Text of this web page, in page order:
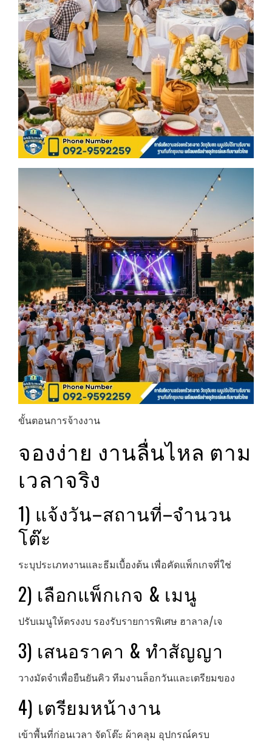
ขั้นตอนการจ้างงาน
จองง่าย งานลื่นไหล ตาม
เวลาจริง
1) แจ้งวัน–สถานที่–จำนวน
โต๊ะ
ระบุประเภทงานและธีมเบื้องต้น เพื่อคัดแพ็กเกจที่ใช่
2) เลือกแพ็กเกจ & เมนู
ปรับเมนูให้ตรงงบ รองรับรายการพิเศษ ฮาลาล/เจ
3) เสนอราคา & ทำสัญญา
วางมัดจำเพื่อยืนยันคิว ทีมงานล็อกวันและเตรียมของ
4) เตรียมหน้างาน
เข้าพื้นที่ก่อนเวลา จัดโต๊ะ ผ้าคลุม อุปกรณ์ครบ